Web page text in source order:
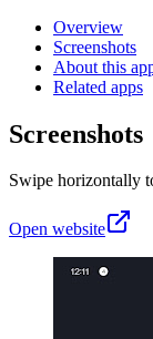
Overview
Screenshots
About this
Related apps
Screenshots
Swipe horizontally
Open website